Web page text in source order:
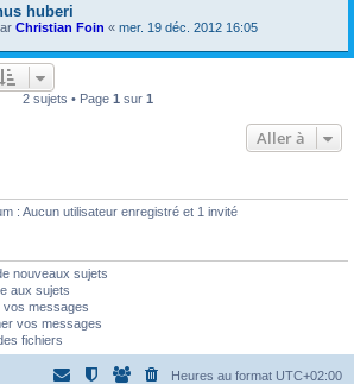
huberi
Christian Foin « mer. 19 déc. 2012 16:05
2 sujets • Page 1 sur 1
Aller à
: Aucun utilisateur enregistré et 1 invité
nouveaux sujets
aux sujets
vos messages
vos messages
fichiers
Heures au format UTC+02:00